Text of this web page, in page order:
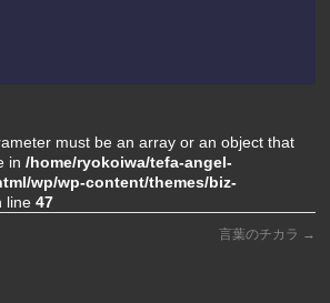
must be an array or an object that
in/home/ryokoiwa/tefa-angel-
wp/wp-content/themes/biz-
line47
言葉のチカラ →